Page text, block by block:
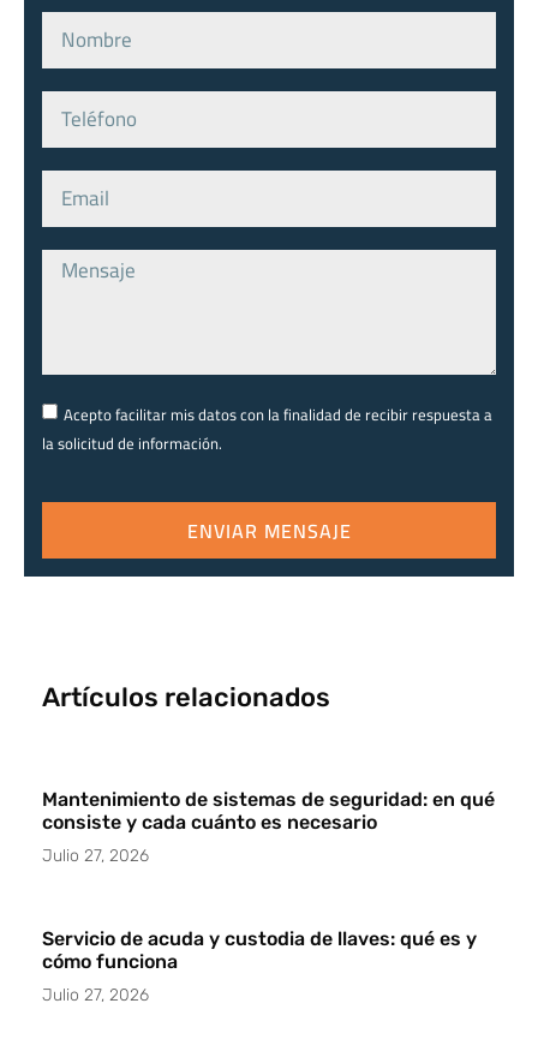
Acepto facilitar mis datos con la finalidad de recibir respuesta a
la solicitud de información.
ENVIAR MENSAJE
Artículos relacionados
Mantenimiento de sistemas de seguridad: en qué
consiste y cada cuánto es necesario
Julio 27, 2026
Servicio de acuda y custodia de llaves: qué es y
cómo funciona
Julio 27, 2026